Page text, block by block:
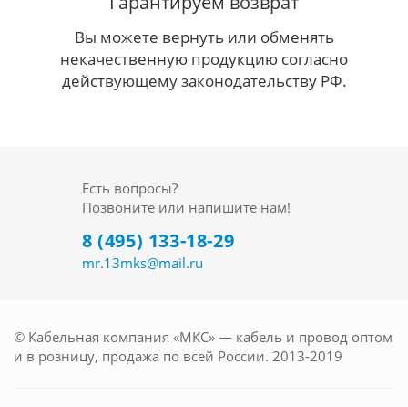
Вы можете вернуть или обменять
некачественную продукцию согласно
действующему законодательству РФ.
Есть вопросы?
Позвоните или напишите нам!
8 (495) 133-18-29
mr.13mks@mail.ru
© Кабельная компания «МКС» — кабель и провод оптом
и в розницу, продажа по всей России. 2013-2019